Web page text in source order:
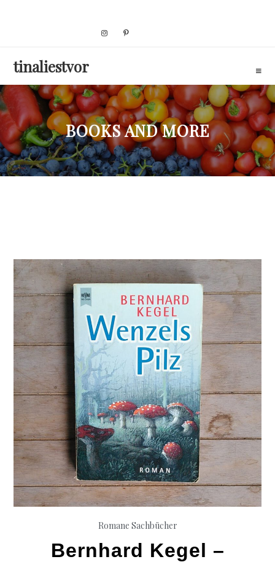
tinaliestvor
BOOKS AND MORE
Romane Sachbücher
Bernhard Kegel –